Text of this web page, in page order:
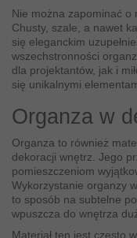
Nie można zapominać o
Chusty, szale, a nawet
się eleganckim
wszechstronności
dla projektantów, jak i
się unikalnymi
Organza w
Organza to również
dekoracji wnętrz. Jego
pomieszczeniom
Wykorzystanie organzy
to sposób na subtelne
wpuszcza do wnętrza
Materiał ten jest często